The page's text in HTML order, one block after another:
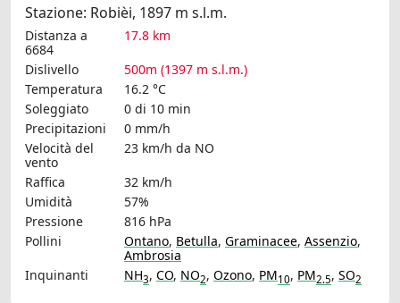
Stazione: Robièi, 1897 m s.l.m.
Distanza a
6684
17.8 km
Dislivello
500m (1397 m s.l.m.)
Temperatura
16.2 °C
Soleggiato
0 di 10 min
Precipitazioni
0 mm/h
Velocità del
vento
23 km/h da NO
Raffica
32 km/h
Umidità
57%
Pressione
816 hPa
Pollini
Ontano, Betulla, Graminacee, Assenzio,
Ambrosia
Inquinanti
NH3, CO, NO2, Ozono, PM10, PM2.5, SO2